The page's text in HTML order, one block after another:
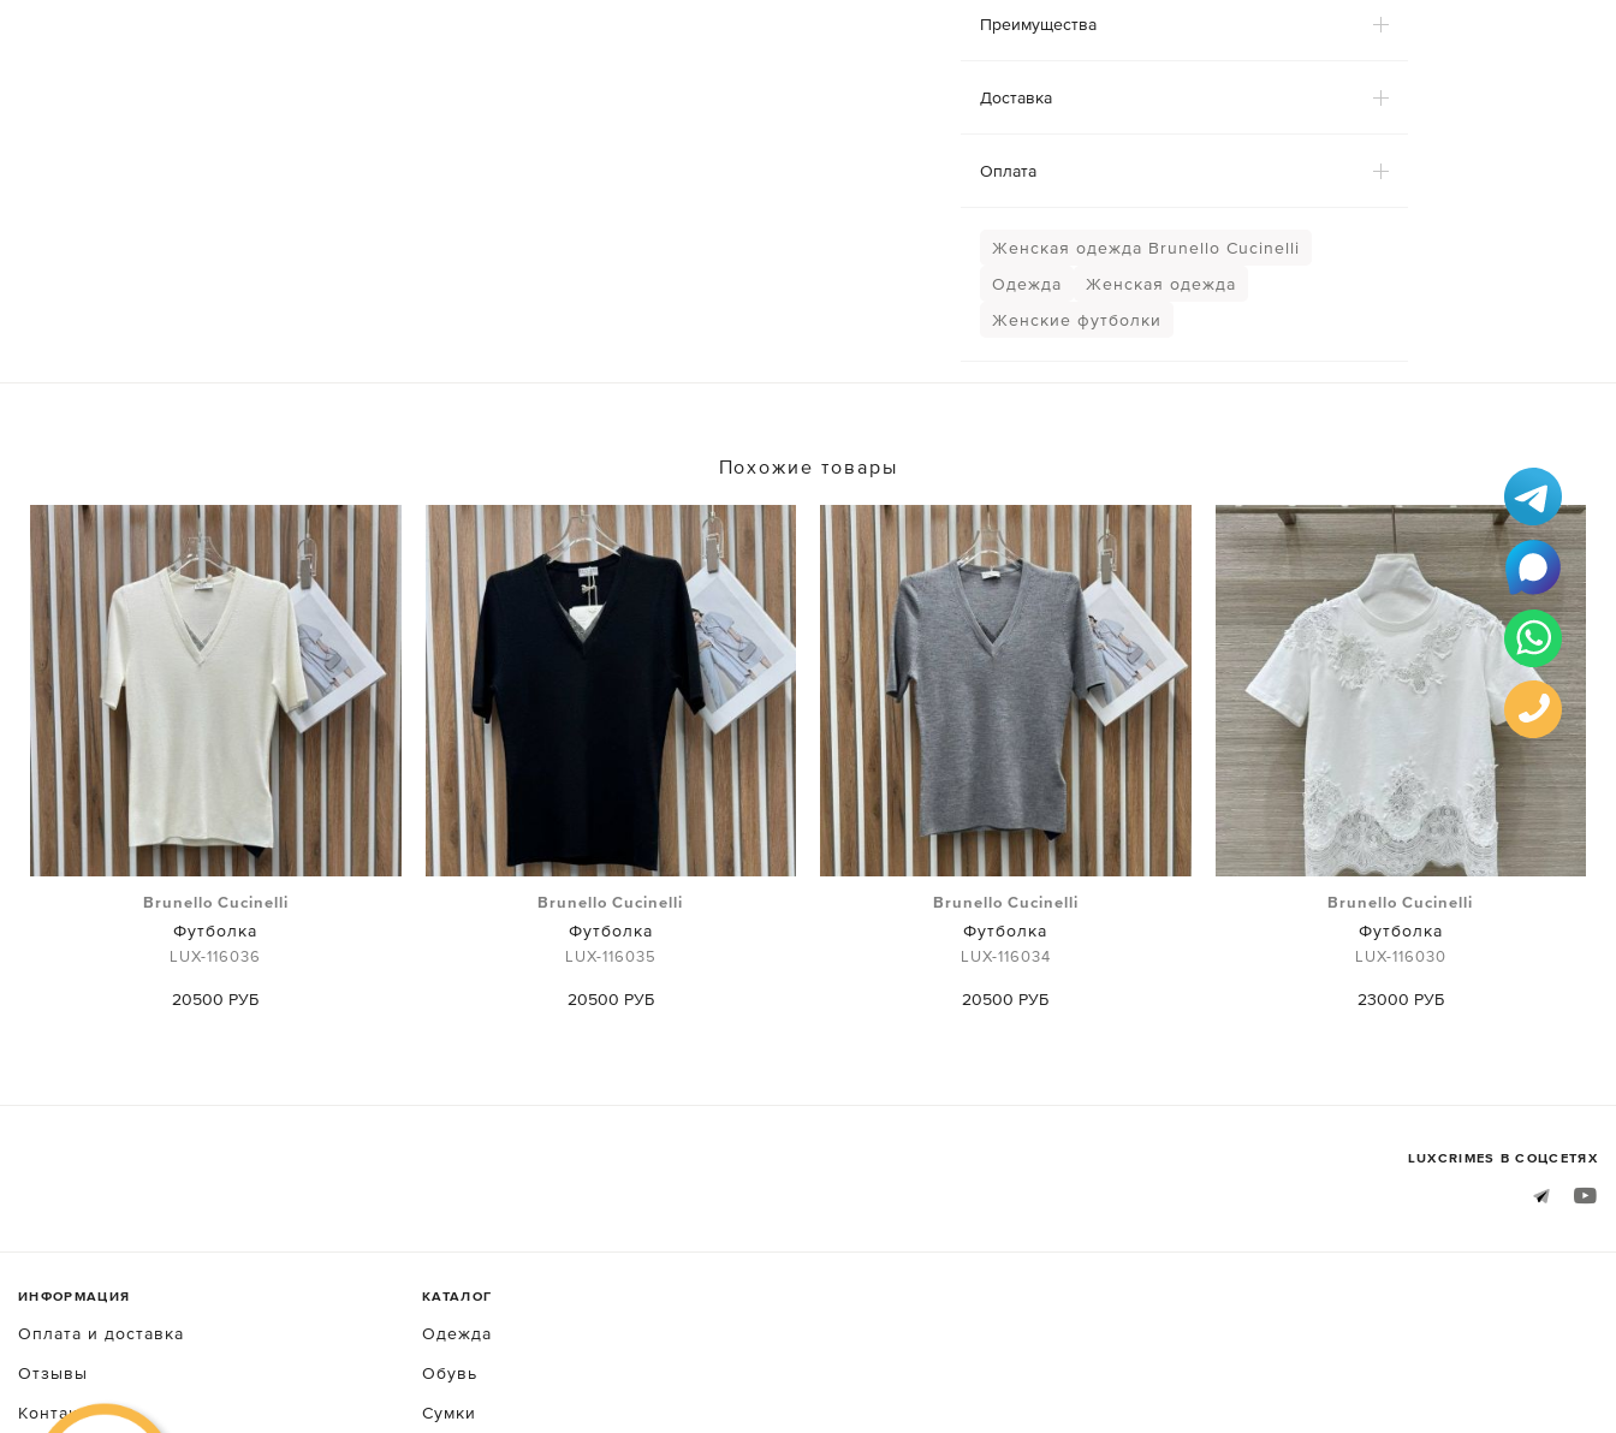
Преимущества
Доставка
Оплата
Женская одежда Brunello Cucinelli
Одежда
Женская одежда
Женские футболки
Похожие товары
Brunello Cucinelli
Футболка
LUX-116036
20500 РУБ
Brunello Cucinelli
Футболка
LUX-116035
20500 РУБ
Brunello Cucinelli
Футболка
LUX-116034
20500 РУБ
Brunello Cucinelli
Футболка
LUX-116030
23000 РУБ
LUXСRIMES В СОЦСЕТЯХ
ИНФОРМАЦИЯ
Оплата и доставка
Отзывы
Контакты
КАТАЛОГ
Одежда
Обувь
Сумки